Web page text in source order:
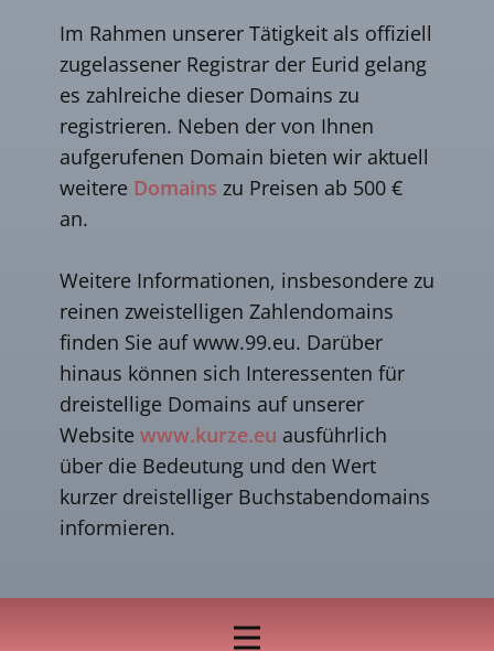
Im Rahmen unserer Tätigkeit als offiziell
zugelassener Registrar der Eurid gelang
es zahlreiche dieser Domains zu
registrieren. Neben der von Ihnen
aufgerufenen Domain bieten wir aktuell
weitere Domains zu Preisen ab 500 €
an.
Weitere Informationen, insbesondere zu
reinen zweistelligen Zahlendomains
finden Sie auf www.99.eu. Darüber
hinaus können sich Interessenten für
dreistellige Domains auf unserer
Website www.kurze.eu ausführlich
über die Bedeutung und den Wert
kurzer dreistelliger Buchstabendomains
informieren.